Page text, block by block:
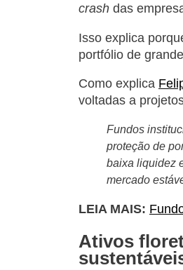
crash das
Isso explica
portfólio de
Como explica
voltadas a
Fundos
proteção de
baixa liquidez
mercado
LEIA MAIS:
Ativos